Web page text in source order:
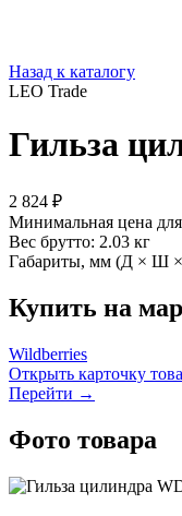
Назад к каталогу
LEO Trade
Гильза
2 824 ₽
Минимальная цена
Вес брутто: 2.03 кг
Габариты, мм (Д × Ш
Купить на
Wildberries
Открыть карточку
Перейти →
Фото товара